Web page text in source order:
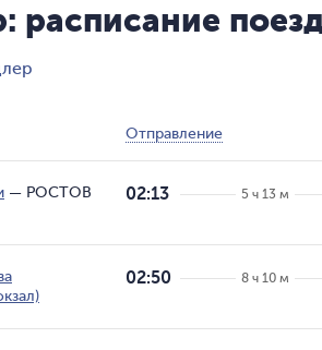
Отправление
— РОСТОВ
02:13 5 ч 13 м
02:50 8 ч 10 м